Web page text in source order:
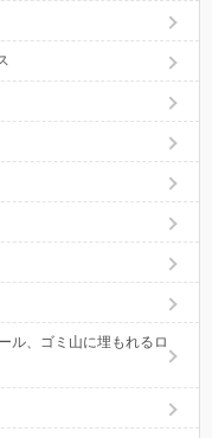
ル、ゴミ山に埋もれるロ